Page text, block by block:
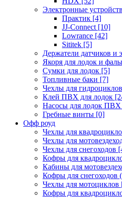
Электронные
Практик [4]
JJ-Connect [10]
Lowrance [42]
Sititek [5]
Держатели датчиков и
Якоря для лодок и фалы
Сумки для лодок [5]
Топливные баки [7]
Чехлы для гидроциклов
Клей ПВХ для лодок
Насосы для лодок ПВХ
Гребные винты [0]
Офф роуд
Чехлы для
Чехлы для
Чехлы для снегоходов
Кофры для
Кабины для
Кофры для снегоходов
Чехлы для мотоциклов
Кофры для